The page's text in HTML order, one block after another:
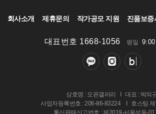
회사소개 제휴문의 작가공모 지원 진품보증
대표번호 1668-1056 평일
상호명 : 오픈갤러리
대표 : 박의
사업자등록번호 : 206-86-83224
호스팅
통신판매신고번호 : 제2019-서울성동-